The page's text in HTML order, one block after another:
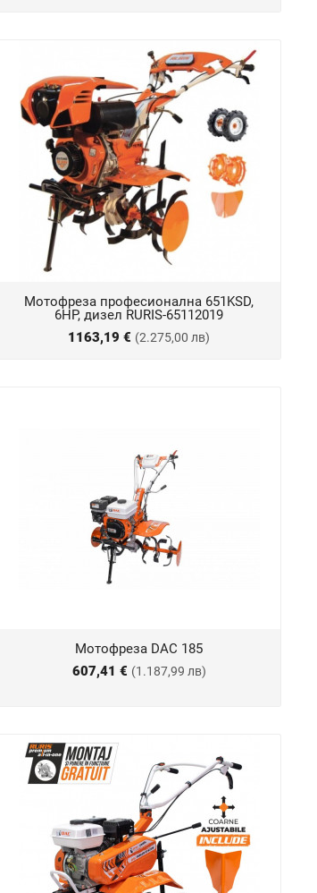
Мотофреза професионална 651KSD,
6HP, дизел RURIS-65112019
1163,19 € (2.275,00 лв)
Мотофреза DAC 185
607,41 € (1.187,99 лв)